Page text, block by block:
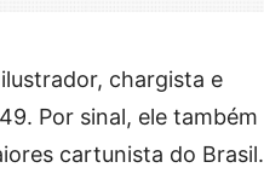
chargista e
Por sinal, ele também
cartunista do Brasil.